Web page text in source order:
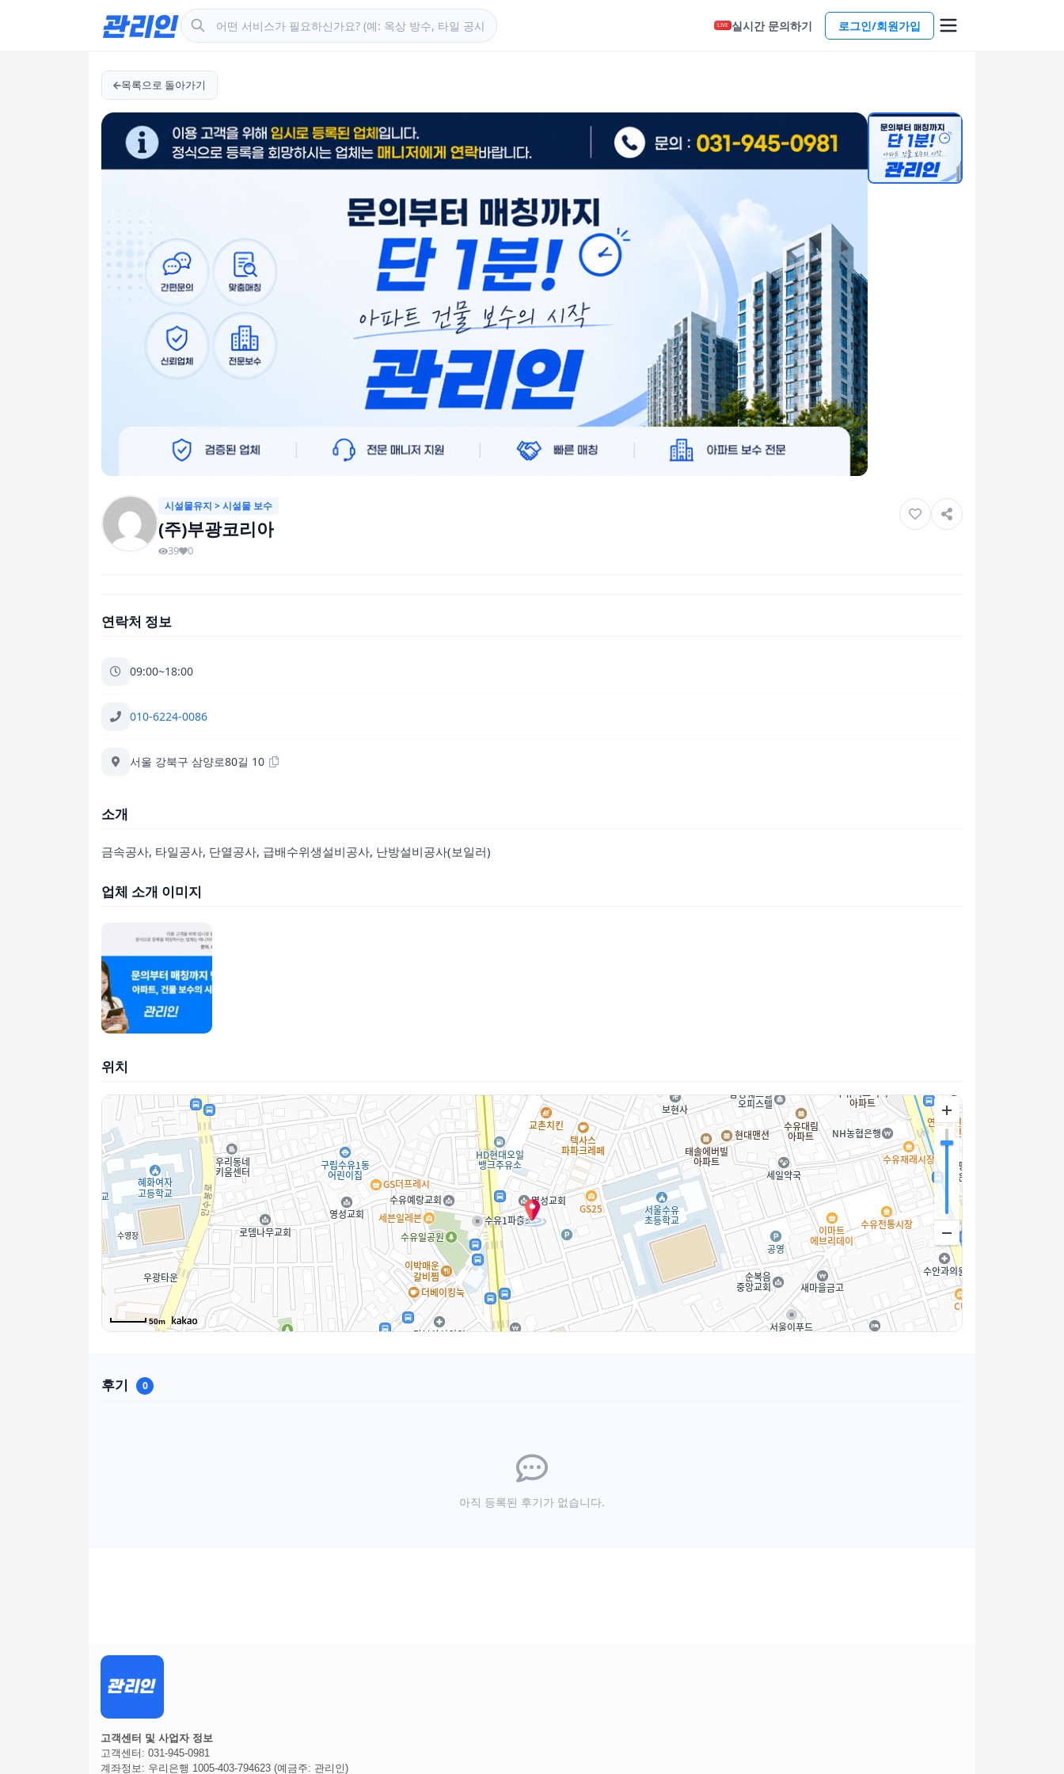
LIVE 실시간 문의하기 로그인/회원가입
목록으로 돌아가기
시설물유지 > 시설물 보수
(주)부광코리아
39 0
연락처 정보
09:00~18:00
010-6224-0086
서울 강북구 삼양로80길 10
소개
금속공사, 타일공사, 단열공사, 급배수위생설비공사, 난방설비공사(보일러)
업체 소개 이미지
위치
50m
후기 0
아직 등록된 후기가 없습니다.
고객센터 및 사업자 정보
고객센터: 031-945-0981
계좌정보: 우리은행 1005-403-794623 (예금주: 관리인)